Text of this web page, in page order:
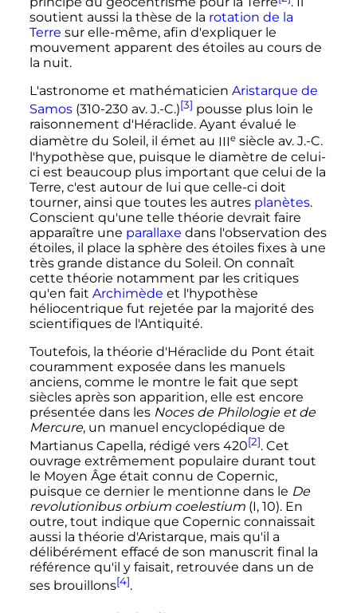
soutient aussi la thèse de la rotation de la
Terre sur elle-même, afin d'expliquer le
mouvement apparent des étoiles au cours de
la nuit.
L'astronome et mathématicien Aristarque de
Samos(310-230 av. J.-C.)[3] pousse plus loin le
raisonnement d'Héraclide. Ayant évalué le
diamètre du Soleil, il émet au IIIe siècle av. J.-C.
l'hypothèse que, puisque le diamètre de celui-
ci est beaucoup plus important que celui de la
Terre, c'est autour de lui que celle-ci doit
tourner, ainsi que toutes les autres planètes.
Conscient qu'une telle théorie devrait faire
apparaître une parallaxe dans l'observation des
étoiles, il place la sphère des étoiles fixes à une
très grande distance du Soleil. On connaît
cette théorie notamment par les critiques
qu'en fait Archimède et l'hypothèse
héliocentrique fut rejetée par la majorité des
scientifiques de l'Antiquité.
Toutefois, la théorie d'Héraclide du Pont était
couramment exposée dans les manuels
anciens, comme le montre le fait que sept
siècles après son apparition, elle est encore
présentée dans les Noces de Philologie et de
Mercure, un manuel encyclopédique de
Martianus Capella, rédigé vers 420[2]. Cet
ouvrage extrêmement populaire durant tout
le Moyen Âge était connu de Copernic,
puisque ce dernier le mentionne dans le De
revolutionibus orbium coelestium(I, 10). En
outre, tout indique que Copernic connaissait
aussi la théorie d'Aristarque, mais qu'il a
délibérément effacé de son manuscrit final la
référence qu'il y faisait, retrouvée dans un de
ses brouillons[4].